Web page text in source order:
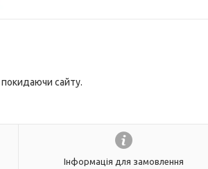
сайту.
Інформація для замовлення